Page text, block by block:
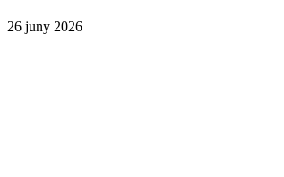
26 juny 2026